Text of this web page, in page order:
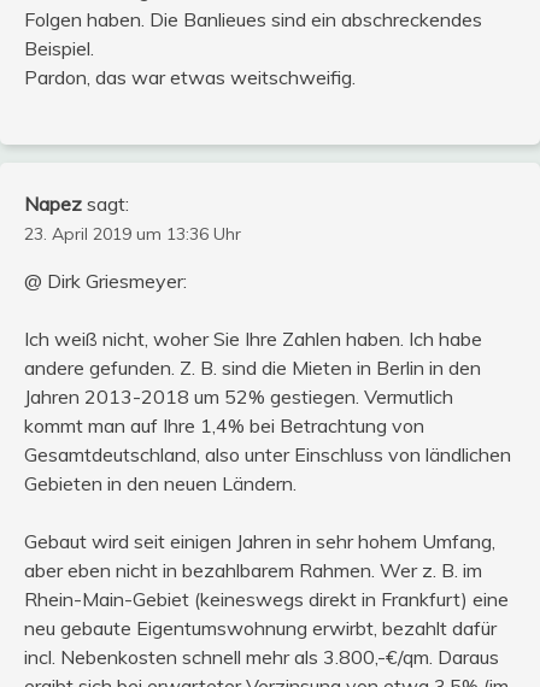
Folgen haben. Die Banlieues sind ein abschreckendes
Beispiel.
Pardon, das war etwas weitschweifig.
Napez sagt:
23. April 2019 um 13:36 Uhr
@ Dirk Griesmeyer:
Ich weiß nicht, woher Sie Ihre Zahlen haben. Ich habe
andere gefunden. Z. B. sind die Mieten in Berlin in den
Jahren 2013-2018 um 52% gestiegen. Vermutlich
kommt man auf Ihre 1,4% bei Betrachtung von
Gesamtdeutschland, also unter Einschluss von ländlichen
Gebieten in den neuen Ländern.
Gebaut wird seit einigen Jahren in sehr hohem Umfang,
aber eben nicht in bezahlbarem Rahmen. Wer z. B. im
Rhein-Main-Gebiet (keineswegs direkt in Frankfurt) eine
neu gebaute Eigentumswohnung erwirbt, bezahlt dafür
incl. Nebenkosten schnell mehr als 3.800,-€/qm. Daraus